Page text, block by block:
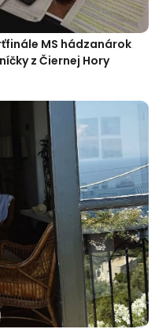
MS hádzanárok
z Čiernej Hory